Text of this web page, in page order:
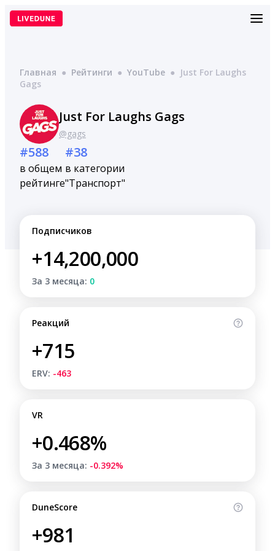
Перейти
Главная ● Рейтинги ● YouTube ● Just For Laughs
Gags
Just For Laughs Gags
@gags
#588
в общем
рейтинге
#38
в категории
"Транспорт"
Подписчиков
+14,200,000
За 3 месяца: 0
Реакций
+715
ERV: -463
VR
+0.468%
За 3 месяца: -0.392%
DuneScore
+981